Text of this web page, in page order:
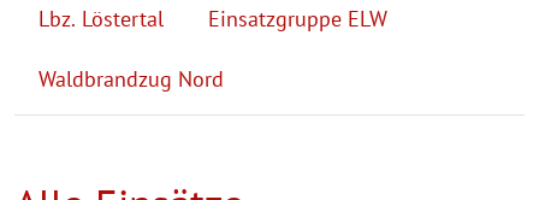
Lbz. Löstertal Einsatzgruppe ELW
Waldbrandzug Nord